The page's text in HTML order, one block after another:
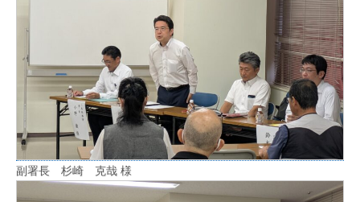
副署長 杉崎 克哉 様